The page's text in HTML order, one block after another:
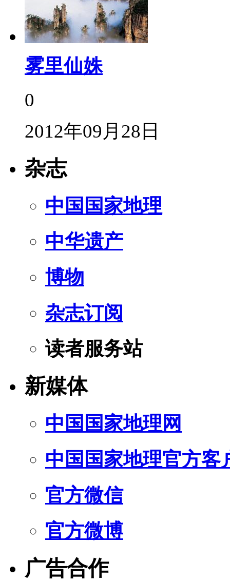
雾里仙姝
0
2012年09月28日
杂志
中国国家地理
中华遗产
博物
杂志订阅
读者服务站
新媒体
中国国家地理网
中国国家地理官方客
官方微信
官方微博
广告合作